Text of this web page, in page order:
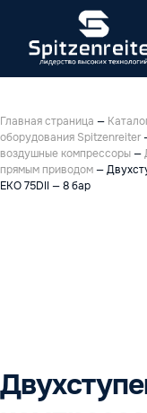
Главная страница —
оборудования Spitzenreiter
воздушные компрессоры—
прямым приводом—
EKO 75DII — 8 бар